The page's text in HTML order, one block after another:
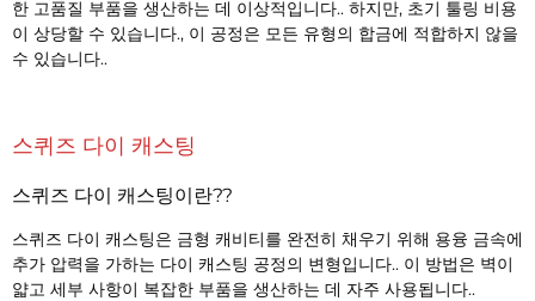
한 고품질 부품을 생산하는 데 이상적입니다.. 하지만, 초기 툴링 비용
이 상당할 수 있습니다., 이 공정은 모든 유형의 합금에 적합하지 않을
수 있습니다..
스퀴즈 다이 캐스팅
스퀴즈 다이 캐스팅이란??
스퀴즈 다이 캐스팅은 금형 캐비티를 완전히 채우기 위해 용융 금속에
추가 압력을 가하는 다이 캐스팅 공정의 변형입니다.. 이 방법은 벽이
얇고 세부 사항이 복잡한 부품을 생산하는 데 자주 사용됩니다..